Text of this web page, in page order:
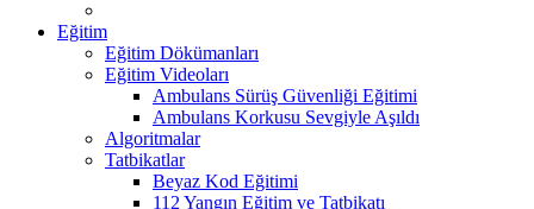
Eğitim
Eğitim Dökümanları
Eğitim Videoları
Ambulans Sürüş Güvenliği Eğitimi
Ambulans Korkusu Sevgiyle Aşıldı
Algoritmalar
Tatbikatlar
Beyaz Kod Eğitimi
112 Yangın Eğitim ve Tatbikatı